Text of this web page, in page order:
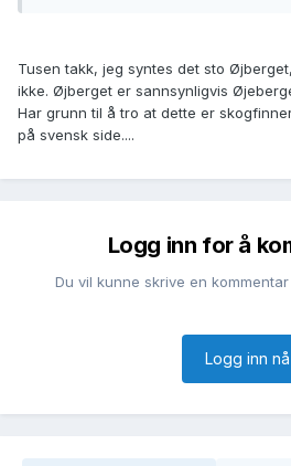
Tusen takk, jeg syntes det sto
ikke. Øjberget er sannsynligvis
Har grunn til å tro at dette er
på svensk side....
Logg inn for å
Du vil kunne skrive en
Logg inn nå